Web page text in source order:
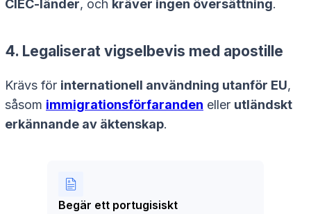
CIEC-länder, och kräver ingen översättning.
4. Legaliserat vigselbevis med apostille
Krävs för internationell användning utanför EU,
såsom immigrationsförfaranden eller utländskt
erkännande av äktenskap.
Begär ett portugisiskt